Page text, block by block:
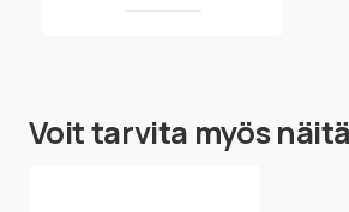
Voit tarvita myös